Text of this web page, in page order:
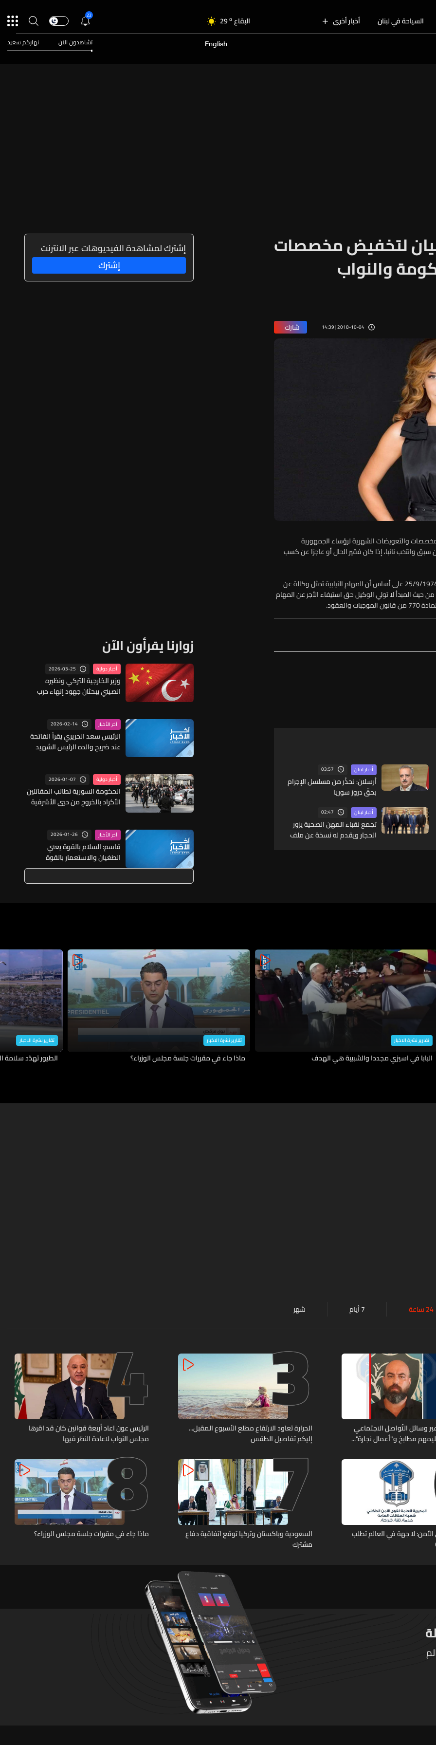
السياحة في لبنان أخبار أخرى البقاع 29o
الجنوب 28o
30
22
English تشاهدون الآن نهاركم سعيد
لتخفيض مخصصات
والنواب
2018-10-04 | 14:39 شارك
والتعويضات الشهرية لرؤساء الجمهورية
وانتخب نائبا، إذا كان فقير الحال أو عاجزا عن كسب
ويلحظ مشروع القانون هذا تعديل القانون رقم 25/74 تاريخ 25/9/1974 على أساس أن المهام النيابية تمثل وكالة عن
الدستور، وهي وكالة من حيث المبدأ لا تولي الوكيل حق استيفاء الأجر عن المهام
أخبار لبنان 03:57
أرسلان: نحذّر من مسلسل الإجرام
بحقّ دروز سوريا
أخبار لبنان 02:47
تجمع نقباء المهن الصحية يزور
الحجار ويقدم له نسخة عن ملف
إشترك لمشاهدة الفيديوهات عبر الانترنت
إشترك
زوارنا يقرأون الآن
أخبار دولية 2026-03-25
وزير الخارجية التركي ونظيره
الصيني يبحثان جهود إنهاء حرب
آخر الأخبار 2026-02-14
الرئيس سعد الحريري يقرأ الفاتحة
عند ضريح والده الرئيس الشهيد
أخبار دولية 2026-01-07
الحكومة السورية تطالب المقاتلين
الأكراد بالخروج من حيي الأشرفية
آخر الأخبار 2026-01-26
قاسم: السلام بالقوة يعني
الطغيان والاستعمار بالقوة
والابادة الجماعية في غزة يعني
تقارير نشرة الاخبار
البابا في اسيزي مجددا والشبيبة هي الهدف
تقارير نشرة الاخبار
ماذا جاء في مقررات جلسة مجلس الوزراء؟
تقارير نشرة الاخبار
الطيور تهدّد سلامة
24 ساعة 7 أيام شهر
وسائل التّواصل الاجتماعي
مطابخ و"أعمال نجارة"...
3
الحرارة تعاود الارتفاع مطلع الأسبوع المقبل...
إليكم تفاصيل الطقس
4
الرئيس عون اعاد أربعة قوانين كان قد اقرها
مجلس النواب لاعادة النظر فيها
لا جهة في العالم تطلب
7
السعودية وباكستان وتركيا توقع اتفاقية دفاع
مشترك
8
ماذا جاء في مقررات جلسة مجلس الوزراء؟